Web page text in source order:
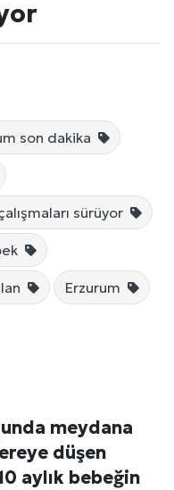
son dakika
sürüyor
Erzurum
meydana
düşen
aylık bebeğin